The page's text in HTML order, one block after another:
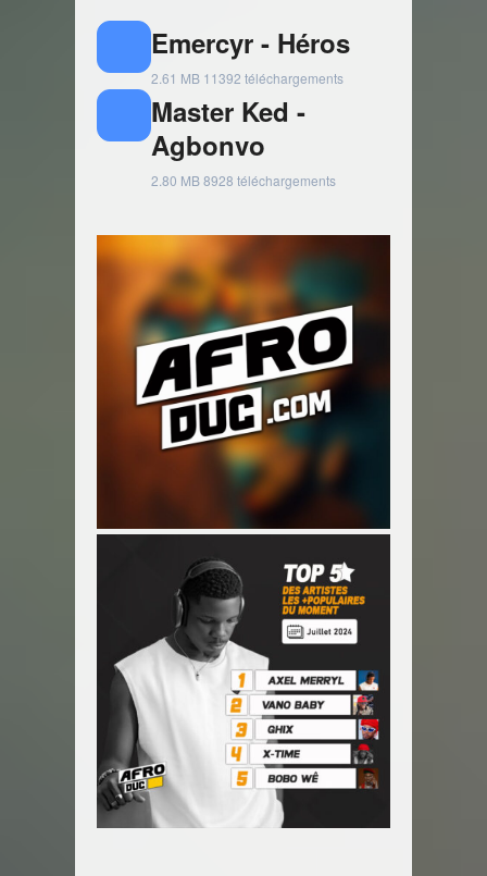
Emercyr - Héros
2.61 MB 11392 téléchargements
Master Ked -
Agbonvo
2.80 MB8928 téléchargements